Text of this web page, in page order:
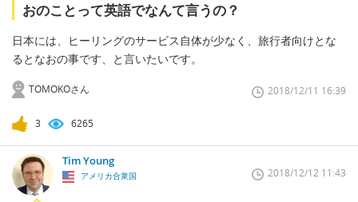
おのことって英語でなんて言うの？
日本には、ヒーリングのサービス自体が少なく、旅行者向けとな
るとなおの事です、と言いたいです。
TOMOKOさん 2018/12/11 16:39
3 6265
Tim Young
アメリカ合衆国 2018/12/12 11:43